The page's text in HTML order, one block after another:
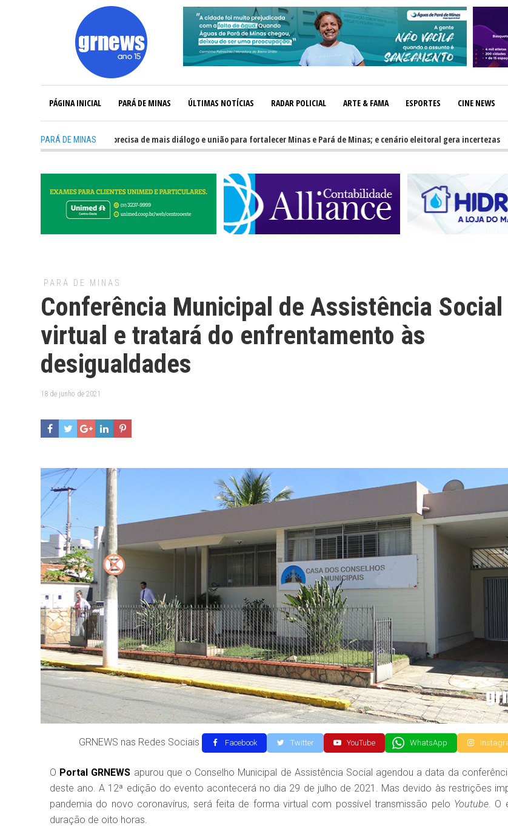
PÁGINA INICIAL PARÁ DE MINAS ÚLTIMAS NOTÍCIAS RADAR POLICIAL ARTE & FAMA ESPORTES CINE NEWS
PARÁ DE MINAS
GRNEWS TV: Política precisa de mais diálogo e união para fortalecer Minas e Pará de Minas; e cenário eleitoral gera incertezas
PARÁ DE MINAS
Conferência Municipal de Assistência
virtual e tratará do enfrentamento às
desigualdades
18 de junho de 2021
GRNEWS nas Redes Sociais Facebook Twitter YouTube WhatsApp
O Portal GRNEWS apurou que o Conselho Municipal de Assistência Social agendou a data da
deste ano. A 12ª edição do evento acontecerá no dia 29 de julho de 2021. Mas devido às restrições
pandemia do novo coronavírus, será feita de forma virtual com possível transmissão pelo Youtube. O
duração de oito horas.